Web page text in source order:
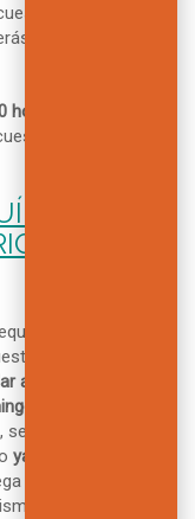
en línea.
hacer en esta
horas (tiempo del
a través
EL
para
que
a las 23:00 horas
28 de
cerrarán las
ya no se recibirán
de los
aplicación